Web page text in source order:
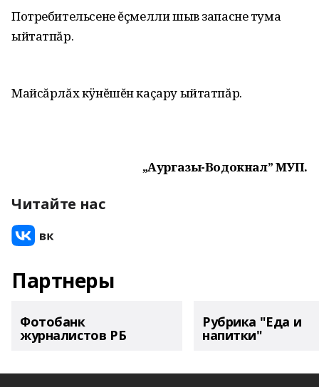
Потребительсене ĕçмелли шыв запасне тума
ыйтатпăр.
Майсăрлăх кÿнĕшĕн каçару ыйтатпăр.
„Аургазы-Водокнал” МУП.
Читайте нас
Партнеры
Фотобанк
журналистов РБ
Рубрика "Еда и
напитки"